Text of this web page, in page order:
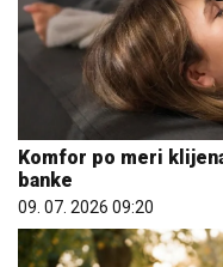
Komfor po meri
banke
09. 07. 2026 09:20